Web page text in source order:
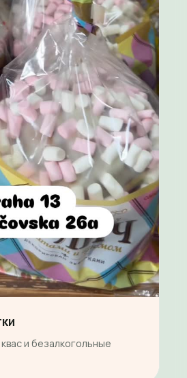
и безалкогольные